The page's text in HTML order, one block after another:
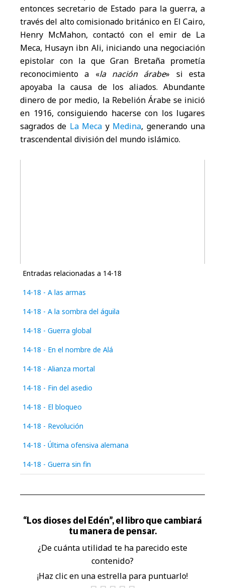
entonces secretario de Estado para la guerra, a
través del alto comisionado británico en El Cairo,
Henry McMahon, contactó con el emir de La
Meca, Husayn ibn Ali, iniciando una negociación
epistolar con la que Gran Bretaña prometía
reconocimiento a «la nación árabe» si esta
apoyaba la causa de los aliados. Abundante
dinero de por medio, la Rebelión Árabe se inició
en 1916, consiguiendo hacerse con los lugares
sagrados de La Meca y Medina, generando una
trascendental división del mundo islámico.
Entradas relacionadas a 14-18
14-18 - A las armas
14-18 - A la sombra del águila
14-18 - Guerra global
14-18 - En el nombre de Alá
14-18 - Alianza mortal
14-18 - Fin del asedio
14-18 - El bloqueo
14-18 - Revolución
14-18 - Última ofensiva alemana
14-18 - Guerra sin fin
“Los dioses del Edén”, el libro que cambiará
tu manera de pensar.
¿De cuánta utilidad te ha parecido este
contenido?
¡Haz clic en una estrella para puntuarlo!